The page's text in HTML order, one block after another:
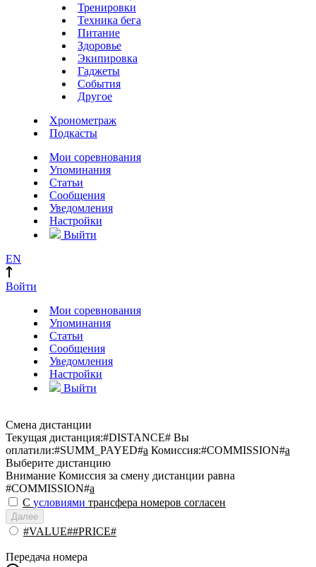
Тренировки
Техника бега
Питание
Здоровье
Экипировка
Гаджеты
События
Другое
Хронометраж
Подкасты
Мои соревнования
Упоминания
Статьи
Сообщения
Уведомления
Настройки
Выйти
EN
Войти
Мои соревнования
Упоминания
Статьи
Сообщения
Уведомления
Настройки
Выйти
Смена дистанции
Текущая дистанция:#DISTANCE# Вы
оплатили:#SUMM_PAYED#a Комиссия:#COMMISSION#a
Выберите дистанцию
Внимание Комиссия за смену дистанции равна
#COMMISSION#a
С условиями трансфера номеров согласен
Далее
#VALUE##PRICE#
Передача номера